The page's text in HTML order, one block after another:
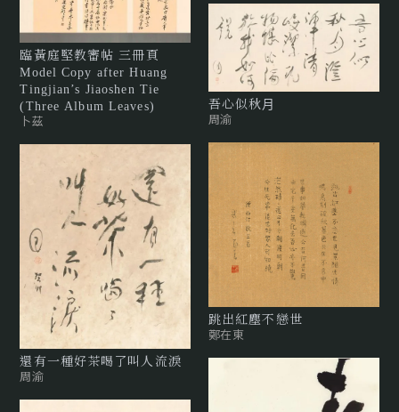
臨黃庭堅教審帖 三冊頁
Model Copy after Huang
Tingjian’s Jiaoshen Tie
(Three Album Leaves)
卜茲
還有⼀種好茶喝了叫⼈流淚
周渝
吾⼼似秋⽉
周渝
跳出紅塵不戀世
鄭在東